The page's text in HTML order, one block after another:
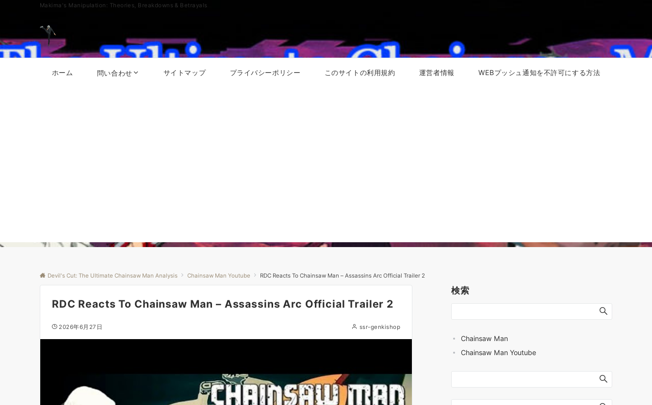
Makima's Manipulation: Theories, Breakdowns & Betrayals
ホーム 問い合わせ サイトマップ プライバシーポリシー このサイトの利用規約 運営者情報 WEBプッシュ通知を不許可にする方法
Devil's Cut: The Ultimate Chainsaw Man Analysis Chainsaw Man Youtube RDC Reacts To Chainsaw Man – Assassins Arc Official Trailer 2
RDC Reacts To Chainsaw Man – Assassins Arc Official Trailer 2
2026年6月27日 ssr-genkishop
検索
Chainsaw Man
Chainsaw Man Youtube